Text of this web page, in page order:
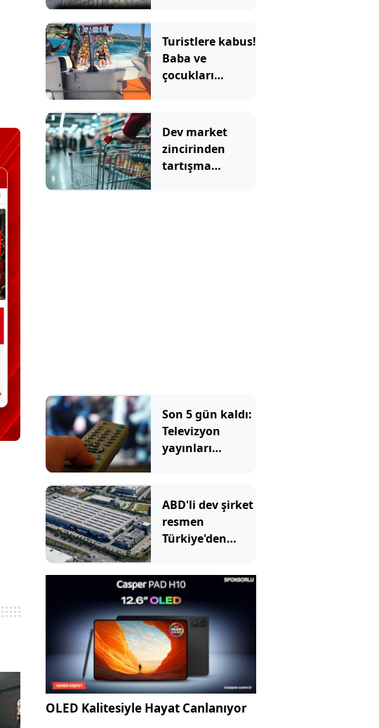
Turistlere kabus!
Baba ve
çocukları
Dev market
zincirinden
tartışma
Son 5 gün kaldı:
Televizyon
yayınları
ABD'li dev şirket
resmen
Türkiye'den
OLED Kalitesiyle Hayat Canlanıyor